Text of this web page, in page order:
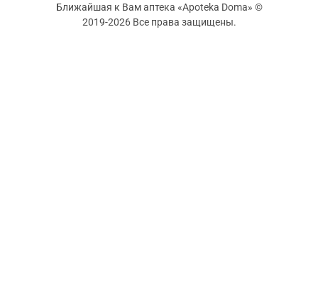
Ближайшая к Вам аптека «Apoteka Doma» ©
2019-2026 Все права защищены.